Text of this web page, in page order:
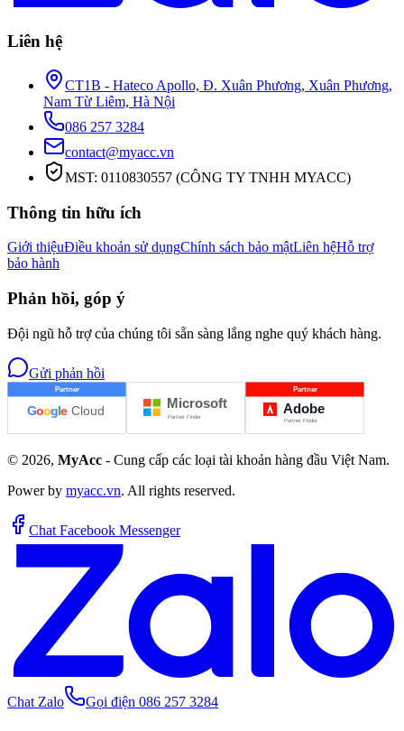
Liên hệ
CT1B - Hateco Apollo, Đ. Xuân Phương, Xuân Phương,
Nam Từ Liêm, Hà Nội
086 257 3284
contact@myacc.vn
MST: 0110830557 (CÔNG TY TNHH MYACC)
Thông tin hữu ích
Giới thiệuĐiều khoản sử dụngChính sách bảo mậtLiên hệHỗ trợ
bảo hành
Phản hồi, góp ý
Đội ngũ hỗ trợ của chúng tôi sẵn sàng lắng nghe quý khách hàng.
Gửi phản hồi
© 2026, MyAcc - Cung cấp các loại tài khoản hàng đầu Việt Nam.
Power by myacc.vn. All rights reserved.
Chat Facebook Messenger
Chat Zalo Gọi điện 086 257 3284